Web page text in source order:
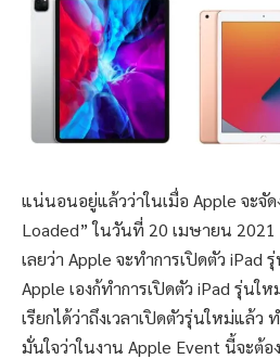
แน่นอนอยู่แล้วว่าในเมื่อ Apple จะจั
Loaded” ในวันที่ 20 เมษายน 2021
เลยว่า Apple จะทำการเปิดตัว iPad
Apple เองก้ทำการเปิดตัว iPad รุ่น
เรียกได้ว่าถึงเวลาเปิดตัวรุ่นใหม่แล้
มั่นใจว่าในงาน Apple Event นี้จะต้อ